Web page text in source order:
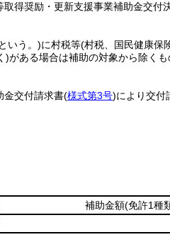
得奨励・更新支援事業補助金交付
いう。)に村税等(村税、国民健康保
)がある場合は補助の対象から除くも
金交付請求書(様式第3号)により交付
補助金額(免許1種